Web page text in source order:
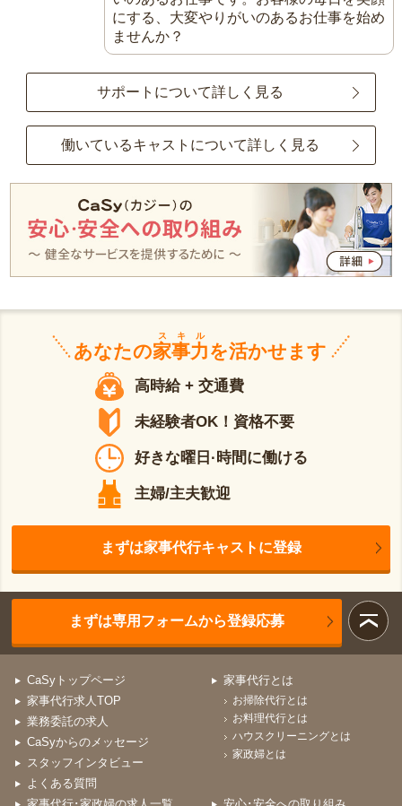
にする、大変やりがいのあるお仕事を始め
ませんか？
サポートについて詳しく見る
働いているキャストについて詳しく見る
あなたの家事力
スキル
を活かせます
高時給 + 交通費
未経験者OK！資格不要
好きな曜日·時間に働ける
主婦/主夫歓迎
まずは家事代行キャストに登録
まずは専用フォームから登録応募
CaSyトップページ
家事代行求人TOP
業務委託の求人
CaSyからのメッセージ
スタッフインタビュー
よくある質問
家事代行とは
お掃除代行とは
お料理代行とは
ハウスクリーニングとは
家政婦とは